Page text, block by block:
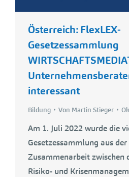
Österreich: FlexLEX-
Gesetzessammlung
interessant
Bildung Von Martin Stieger
Am 1. Juli 2022 wurde die
Gesetzessammlung aus
Zusammenarbeit zwischen
Risiko- und